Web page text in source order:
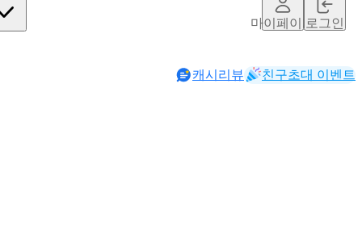
마이페이지로그인
캐시리뷰 친구초대 이벤트